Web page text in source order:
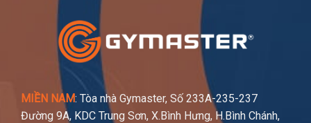
MIỀN NAM: Tòa nhà Gymaster, Số 233A-235-237
Đường 9A, KDC Trung Sơn, X.Bình Hưng, H.Bình Chánh,